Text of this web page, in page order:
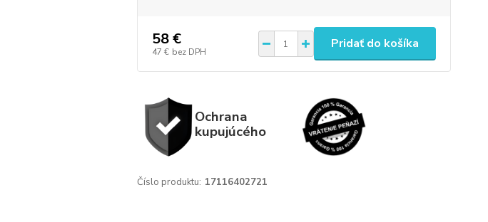
58 €
47 € bez DPH
Pridať do košíka
Ochrana
kupujúcého
Číslo produktu: 17116402721